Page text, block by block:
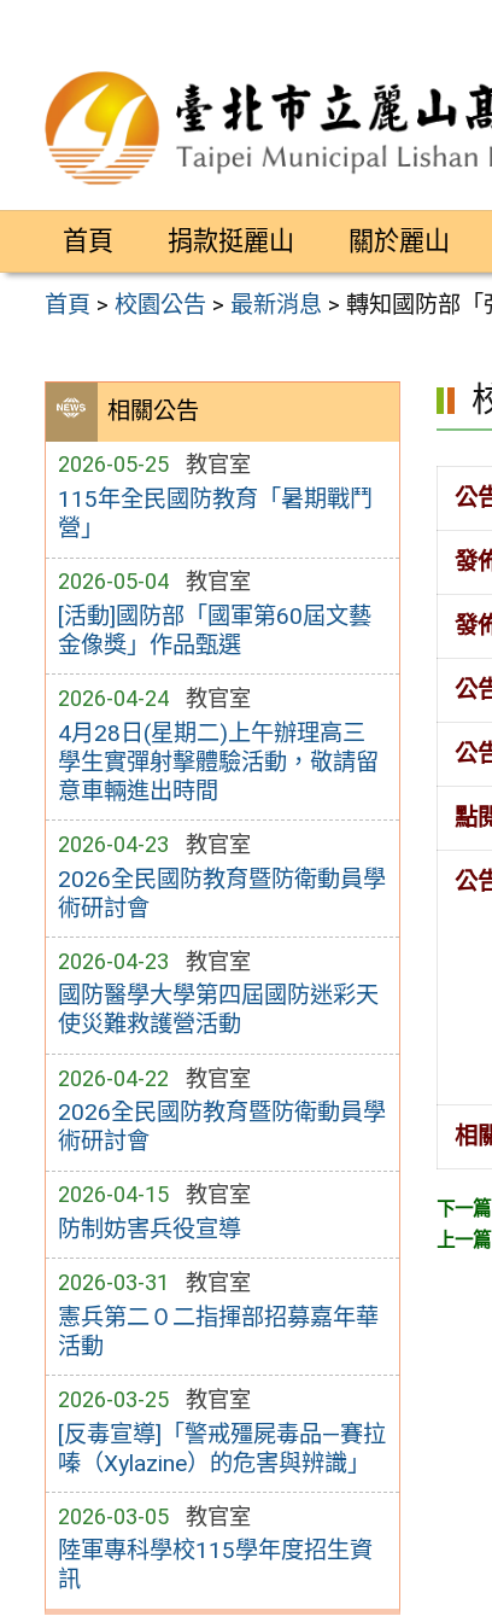
區
首頁 捐款挺麗山 關於麗山
首頁 >校園公告 > 最新消息 >轉知國防部「
相關公告
2026-05-25 教官室
115年全民國防教育「暑期戰鬥
營」
2026-05-04 教官室
[活動]國防部「國軍第60屆文藝
金像獎」作品甄選
2026-04-24 教官室
4月28日(星期二)上午辦理高三
學生實彈射擊體驗活動，敬請留
意車輛進出時間
2026-04-23 教官室
2026全民國防教育暨防衛動員學
術研討會
2026-04-23 教官室
國防醫學大學第四屆國防迷彩天
使災難救護營活動
2026-04-22 教官室
2026全民國防教育暨防衛動員學
術研討會
2026-04-15 教官室
防制妨害兵役宣導
2026-03-31 教官室
憲兵第二０二指揮部招募嘉年華
活動
2026-03-25 教官室
[反毒宣導]「警戒殭屍毒品—賽拉
嗪（Xylazine）的危害與辨識」
2026-03-05 教官室
陸軍專科學校115學年度招生資
訊
公
發
發
公
公
點
公
相